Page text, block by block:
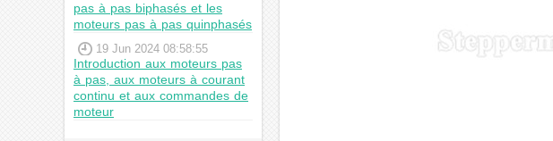
pas à pas biphasés et les
moteurs pas à pas quinphasés
19 Jun 2024 08:58:55
Introduction aux moteurs pas
à pas, aux moteurs à courant
continu et aux commandes de
moteur